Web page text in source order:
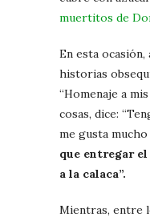
muertitos de
En esta ocasión,
historias
“Homenaje a
cosas, dice:
me gusta
que entregar el
a la calaca”.
Mientras, entre